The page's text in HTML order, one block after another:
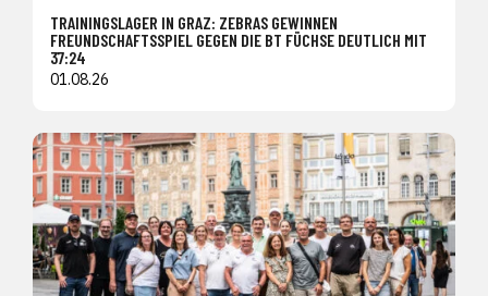
TRAININGSLAGER IN GRAZ: ZEBRAS GEWINNEN
FREUNDSCHAFTSSPIEL GEGEN DIE BT FÜCHSE DEUTLICH MIT
37:24
01.08.26